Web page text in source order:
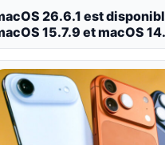
26.6.1 est
15.7.9 et macOS